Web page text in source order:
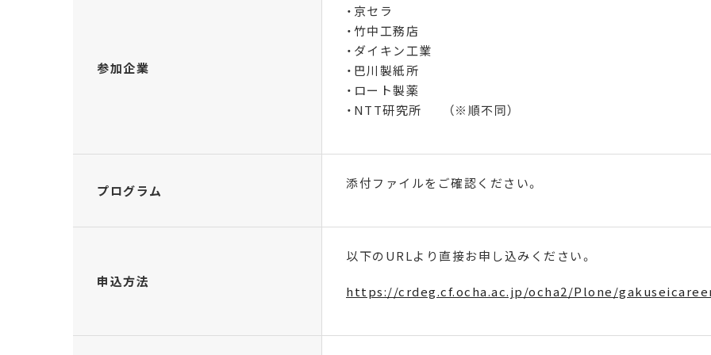
参加企業
・京セラ
・竹中工務店
・ダイキン工業
・巴川製紙所
・ロート製薬
・NTT研究所 （※順不同）
プログラム 添付ファイルをご確認ください。
申込方法
以下のURLより直接お申し込みください。
https://crdeg.cf.ocha.ac.jp/ocha2/Plone/